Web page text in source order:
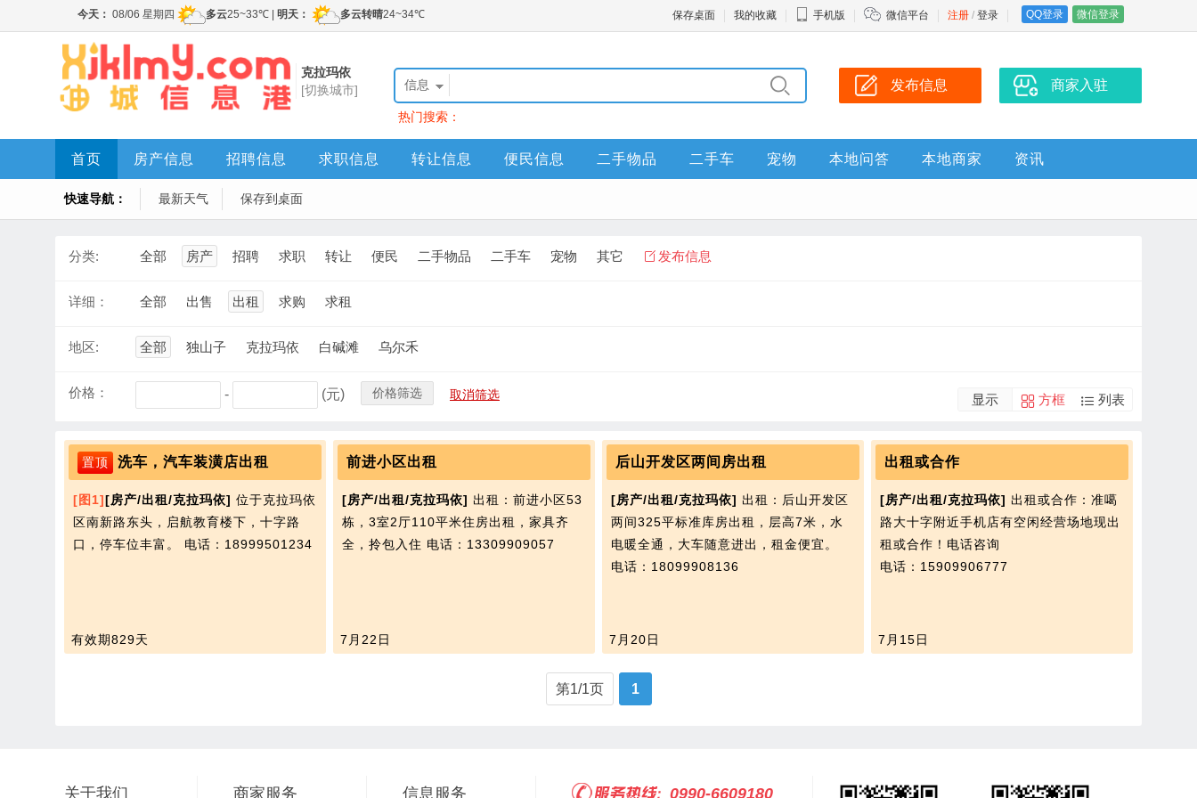
注册 / 登录 QQ登录 微信登录
保存桌面 我的收藏 手机版 微信平台
克拉玛依
[切换城市]
信息
热门搜索：
发布信息 商家入驻
首页 房产信息 招聘信息 求职信息 转让信息 便民信息 二手物品 二手车 宠物 本地问答 本地商家 资讯
快速导航： 最新天气 保存到桌面
分类: 全部 房产 招聘 求职 转让 便民 二手物品 二手车 宠物 其它 发布信息
详细： 全部 出售 出租 求购 求租
地区: 全部 独山子 克拉玛依 白碱滩 乌尔禾
价格： - (元) 价格筛选 取消筛选 显示 方框 列表
置顶 洗车，汽车装潢店出租
[图1][房产/出租/克拉玛依] 位于克拉玛依
区南新路东头，启航教育楼下，十字路
口，停车位丰富。 电话：18999501234
有效期829天
前进小区出租
[房产/出租/克拉玛依] 出租：前进小区53
栋，3室2厅110平米住房出租，家具齐
全，拎包入住 电话：13309909057
7月22日
后山开发区两间房出租
[房产/出租/克拉玛依] 出租：后山开发区
两间325平标准库房出租，层高7米，水
电暖全通，大车随意进出，租金便宜。
电话：18099908136
7月20日
出租或合作
[房产/出租/克拉玛依] 出租或合作：准噶
路大十字附近手机店有空闲经营场地现出
租或合作！电话咨询
电话：15909906777
7月15日
第1/1页 1
关于我们 商家服务 信息服务 0990-6609180